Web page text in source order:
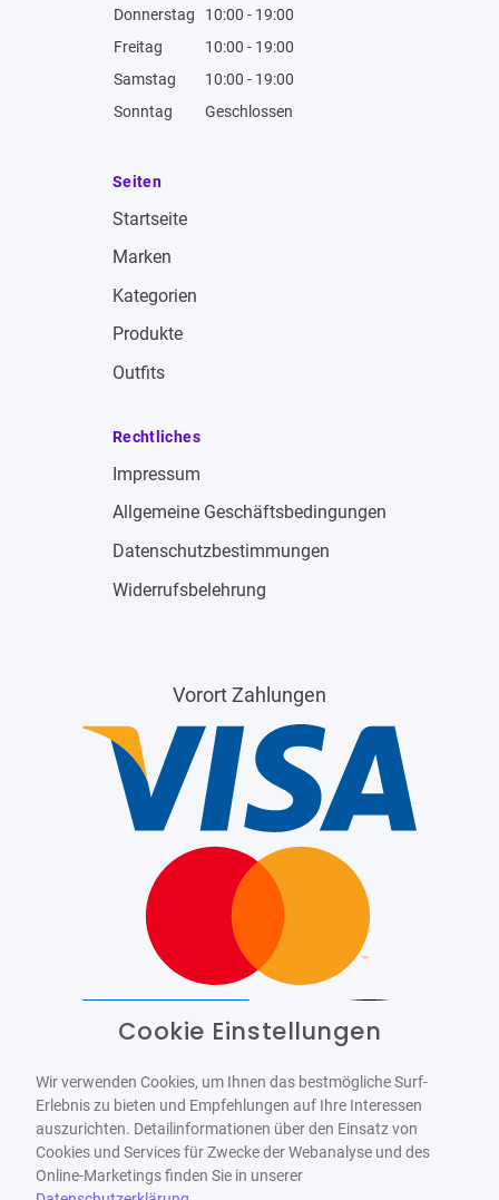
Donnerstag
10:00 - 19:00
Freitag
10:00 - 19:00
Samstag
10:00 - 19:00
Sonntag
Geschlossen
Seiten
Startseite
Marken
Kategorien
Produkte
Outfits
Rechtliches
Impressum
Allgemeine Geschäftsbedingungen
Datenschutzbestimmungen
Widerrufsbelehrung
Vorort Zahlungen
WCAG-2.1-AA
Cookie Einstellungen
Wir verwenden Cookies, um Ihnen das bestmögliche Surf-
Erlebnis zu bieten und Empfehlungen auf Ihre Interessen
auszurichten. Detailinformationen über den Einsatz von
Cookies und Services für Zwecke der Webanalyse und des
Online-Marketings finden Sie in unserer